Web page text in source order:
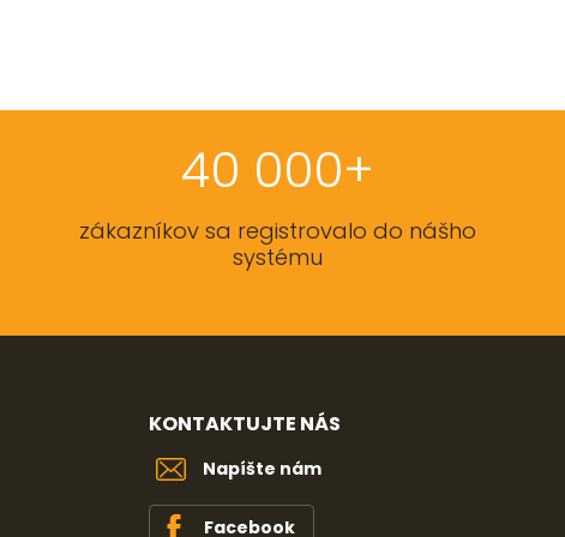
40 000+
zákazníkov sa registrovalo do nášho
systému
KONTAKTUJTE NÁS
Napíšte nám
Facebook